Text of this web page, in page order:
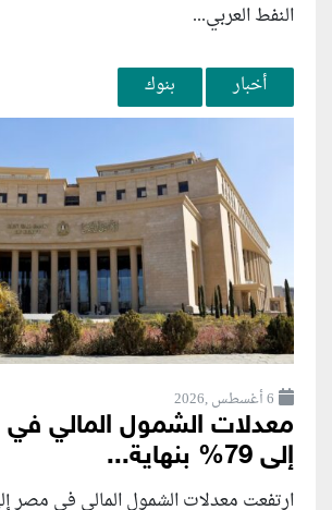
النفط العربي...
أخبار بنوك
6 أغسطس ,2026
معدلات الشمول المالي
إلى 79% بنهاية...